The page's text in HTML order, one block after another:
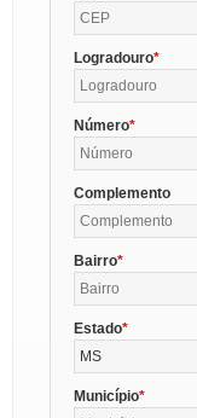
Logradouro
Número
Complemento
Bairro
Estado
MS
Município